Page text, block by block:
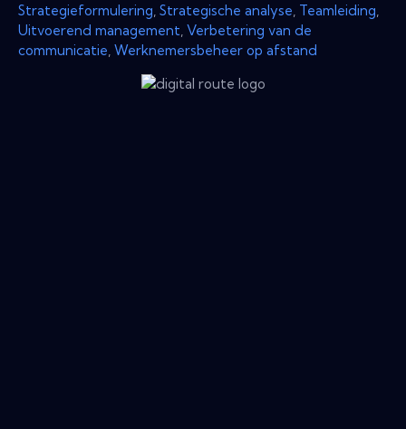
Strategieformulering Strategische analyse Teamleiding
Uitvoerend management Verbetering van de
communicatie Werknemersbeheer op afstand